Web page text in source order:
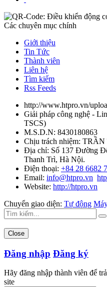
Các chuyên mục chính
Giới thiệu
Tin Tức
Thành viên
Liên hệ
Tìm kiếm
Rss Feeds
http://www.htpro.vn/
Giải pháp công nghệ -
TSCS)
M.S.D.N: 8430180863
Chịu trách nhiệm: TRẦN
Địa chỉ: Số 137 Đường
Thanh Trì, Hà Nội.
Điện thoại: +84 28 6682
Email: info@htpro.vn
Website: http://htpro.vn
Chuyển giao diện: Tự động
Close
Đăng nhập Đăng ký
Hãy đăng nhập thành viên để
site